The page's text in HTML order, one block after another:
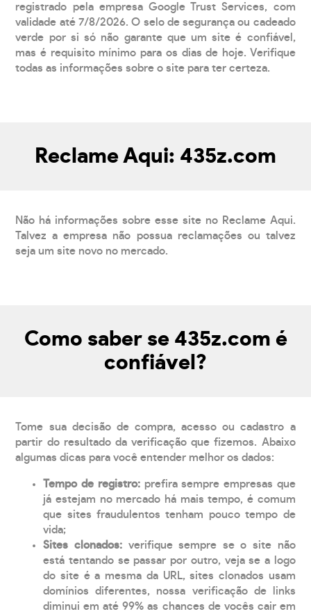
registrado pela empresa Google Trust Services, com
validade até 7/8/2026. O selo de segurança ou cadeado
verde por si só não garante que um site é confiável,
mas é requisito mínimo para os dias de hoje. Verifique
todas as informações sobre o site para ter certeza.
Reclame Aqui: 435z.com
Não há informações sobre esse site no Reclame Aqui.
Talvez a empresa não possua reclamações ou talvez
seja um site novo no mercado.
Como saber se 435z.com é
confiável?
Tome sua decisão de compra, acesso ou cadastro a
partir do resultado da verificação que fizemos. Abaixo
algumas dicas para você entender melhor os dados:
Tempo de registro: prefira sempre empresas que
já estejam no mercado há mais tempo, é comum
que sites fraudulentos tenham pouco tempo de
vida;
Sites clonados: verifique sempre se o site não
está tentando se passar por outro, veja se a logo
do site é a mesma da URL, sites clonados usam
domínios diferentes, nossa verificação de links
diminui em até 99% as chances de vocês cair em